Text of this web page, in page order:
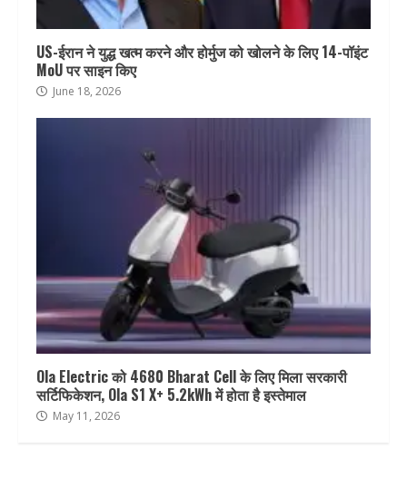
US-ईरान ने युद्ध खत्म करने और होर्मुज को खोलने के लिए 14-पॉइंट
MoU पर साइन किए
June 18, 2026
Ola Electric को 4680 Bharat Cell के लिए मिला सरकारी
सर्टिफिकेशन, Ola S1 X+ 5.2kWh में होता है इस्तेमाल
May 11, 2026